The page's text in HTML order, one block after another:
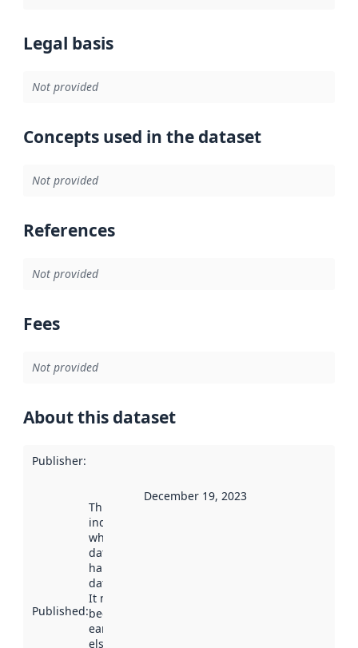
Legal basis
Not provided
Concepts used in the dataset
Not provided
References
Not provided
Fees
Not provided
About this dataset
Publisher:
Published:
This date
indicates
when the
dataset was
harvested by
data.norge.no.
It may have
been available
earlier
elsewhere.
December 19, 2023